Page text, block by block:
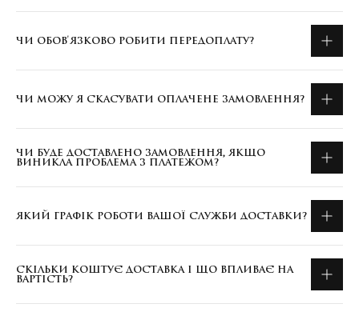
ЧИ ОБОВ'ЯЗКОВО РОБИТИ ПЕРЕДОПЛАТУ?
ЧИ МОЖУ Я СКАСУВАТИ ОПЛАЧЕНЕ ЗАМОВЛЕННЯ?
ЧИ БУДЕ ДОСТАВЛЕНО ЗАМОВЛЕННЯ, ЯКЩО
ВИНИКЛА ПРОБЛЕМА З ПЛАТЕЖОМ?
ЯКИЙ ГРАФІК РОБОТИ ВАШОЇ СЛУЖБИ ДОСТАВКИ?
СКІЛЬКИ КОШТУЄ ДОСТАВКА І ЩО ВПЛИВАЄ НА
ВАРТІСТЬ?